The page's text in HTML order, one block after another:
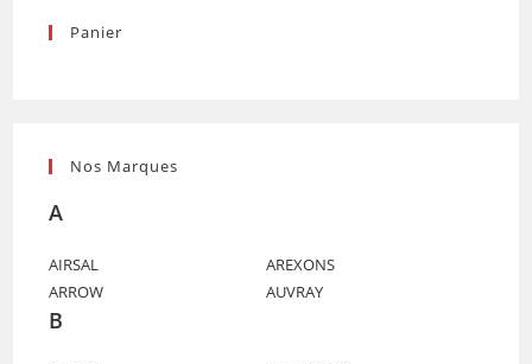
Panier
Nos Marques
A
AIRSAL
AREXONS
ARROW
AUVRAY
B